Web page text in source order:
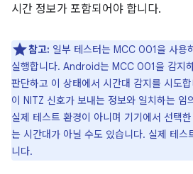
시간 정보가 포함되어야 합니다.
참고: 일부 테스터는 MCC 001을 사용
실행합니다. Android는 MCC 001을 감지
판단하고 이 상태에서 시간대 감지를 시도
이 NITZ 신호가 보내는 정보와 일치하는 임
실제 테스트 환경이 아니며 기기에서 선택
는 시간대가 아닐 수도 있습니다. 실제 테스
니다.